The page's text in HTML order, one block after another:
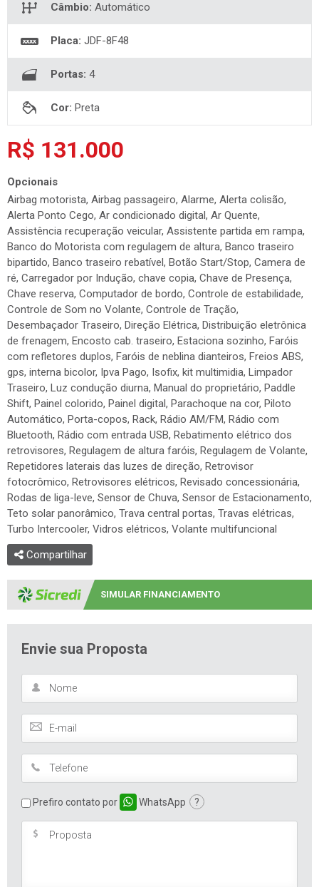
Câmbio: Automático
Placa: JDF-8F48
Portas: 4
Cor: Preta
R$ 131.000
Opcionais
Airbag motorista, Airbag passageiro, Alarme, Alerta colisão,
Alerta Ponto Cego, Ar condicionado digital, Ar Quente,
Assistência recuperação veicular, Assistente partida em rampa,
Banco do Motorista com regulagem de altura, Banco traseiro
bipartido, Banco traseiro rebatível, Botão Start/Stop, Camera de
ré, Carregador por Indução, chave copia, Chave de Presença,
Chave reserva, Computador de bordo, Controle de estabilidade,
Controle de Som no Volante, Controle de Tração,
Desembaçador Traseiro, Direção Elétrica, Distribuição eletrônica
de frenagem, Encosto cab. traseiro, Estaciona sozinho, Faróis
com refletores duplos, Faróis de neblina dianteiros, Freios ABS,
gps, interna bicolor, Ipva Pago, Isofix, kit multimidia, Limpador
Traseiro, Luz condução diurna, Manual do proprietário, Paddle
Shift, Painel colorido, Painel digital, Parachoque na cor, Piloto
Automático, Porta-copos, Rack, Rádio AM/FM, Rádio com
Bluetooth, Rádio com entrada USB, Rebatimento elétrico dos
retrovisores, Regulagem de altura faróis, Regulagem de Volante,
Repetidores laterais das luzes de direção, Retrovisor
fotocrômico, Retrovisores elétricos, Revisado concessionária,
Rodas de liga-leve, Sensor de Chuva, Sensor de Estacionamento,
Teto solar panorâmico, Trava central portas, Travas elétricas,
Turbo Intercooler, Vidros elétricos, Volante multifuncional
Compartilhar
SIMULAR FINANCIAMENTO
Envie sua Proposta
Prefiro contato por WhatsApp ?